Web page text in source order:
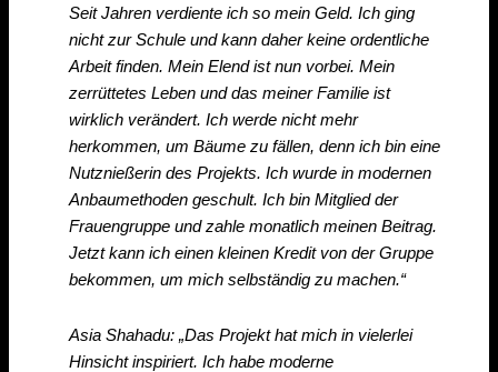
Seit Jahren verdiente ich so mein Geld. Ich ging
nicht zur Schule und kann daher keine ordentliche
Arbeit finden. Mein Elend ist nun vorbei. Mein
zerrüttetes Leben und das meiner Familie ist
wirklich verändert. Ich werde nicht mehr
herkommen, um Bäume zu fällen, denn ich bin eine
Nutznießerin des Projekts. Ich wurde in modernen
Anbaumethoden geschult. Ich bin Mitglied der
Frauengruppe und zahle monatlich meinen Beitrag.
Jetzt kann ich einen kleinen Kredit von der Gruppe
bekommen, um mich selbständig zu machen.“
Asia Shahadu: „Das Projekt hat mich in vielerlei
Hinsicht inspiriert. Ich habe moderne